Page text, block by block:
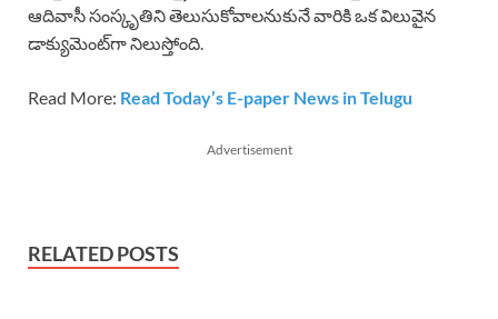
ఆదివాసీ సంస్కృతిని తెలుసుకోవాలనుకునే వారికి ఒక విలువైన
డాక్యుమెంట్‌గా నిలుస్తోంది.
Read More: Read Today’s E-paper News in Telugu
Advertisement
RELATED POSTS